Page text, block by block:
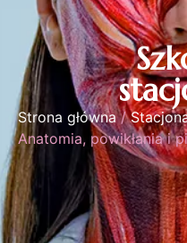
Strona główna/
Anatomia, powikłania i